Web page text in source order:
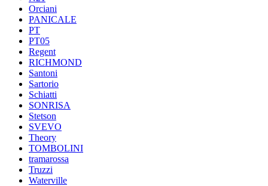
Orciani
PANICALE
PT
PT05
Regent
RICHMOND
Santoni
Sartorio
Schiatti
SONRISA
Stetson
SVEVO
Theory
TOMBOLINI
tramarossa
Truzzi
Waterville